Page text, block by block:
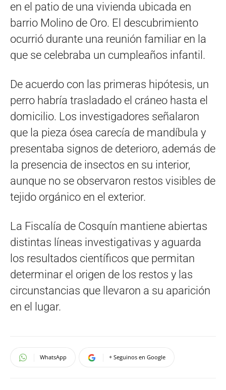
en el patio de una vivienda ubicada en
barrio Molino de Oro. El descubrimiento
ocurrió durante una reunión familiar en la
que se celebraba un cumpleaños infantil.
De acuerdo con las primeras hipótesis, un
perro habría trasladado el cráneo hasta el
domicilio. Los investigadores señalaron
que la pieza ósea carecía de mandíbula y
presentaba signos de deterioro, además de
la presencia de insectos en su interior,
aunque no se observaron restos visibles de
tejido orgánico en el exterior.
La Fiscalía de Cosquín mantiene abiertas
distintas líneas investigativas y aguarda
los resultados científicos que permitan
determinar el origen de los restos y las
circunstancias que llevaron a su aparición
en el lugar.
WhatsApp + Seguinos en Google